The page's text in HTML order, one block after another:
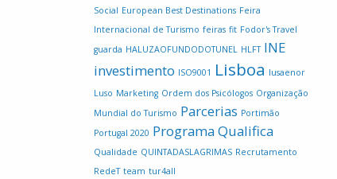
Social European Best Destinations Feira
Internacional de Turismo feiras fit Fodor's Travel
guarda HALUZAOFUNDODOTUNEL HLFT INE
investimento ISO9001 Lisboa lusaenor
Luso Marketing Ordem dos Psicólogos Organização
Mundial do Turismo Parcerias Portimão
Portugal 2020 Programa Qualifica
Qualidade QUINTADASLAGRIMAS Recrutamento
RedeT team tur4all